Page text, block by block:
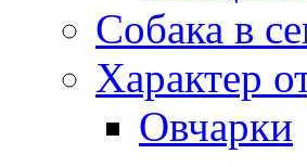
Собака в
Характер
Овчарки